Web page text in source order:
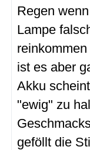
Regen
Lampe
ist es aber
Akku
"ewig" zu
geföllt die